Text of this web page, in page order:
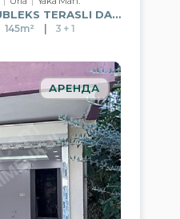
URLA MERKEZI KONUMDA 3+1 DUBLEKS TERASLI DAIRE KIRALIK
145m² 3 + 1
АРЕНДА